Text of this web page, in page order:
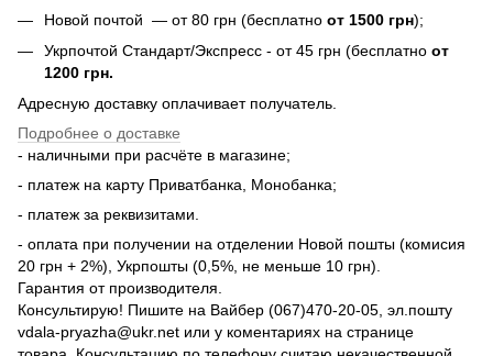
Новой почтой — от 80 грн (бесплатно от 1500 грн);
Укрпочтой Стандарт/Экспресс - от 45 грн (бесплатно от
1200 грн.
Адресную доставку оплачивает получатель.
Подробнее о доставке
- наличными при расчёте в магазине;
- платеж на карту Приватбанка, Монобанка;
- платеж за реквизитами.
- оплата при получении на отделении Новой пошты (комисия
20 грн + 2%), Укрпошты (0,5%, не меньше 10 грн).
Гарантия от производителя.
Консультирую! Пишите на Вайбер (067)470-20-05, эл.пошту
vdala-pryazha@ukr.net или у коментариях на странице